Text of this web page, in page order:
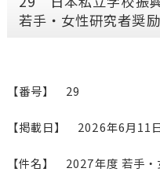
若手・女性研究者奨
【番号】 29
【掲載日】 2026年6月11日
【件名】 2027年度 若手